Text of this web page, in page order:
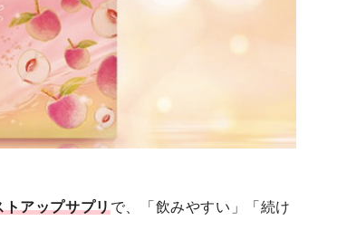
トアップサプリで、「飲みやすい」「続け